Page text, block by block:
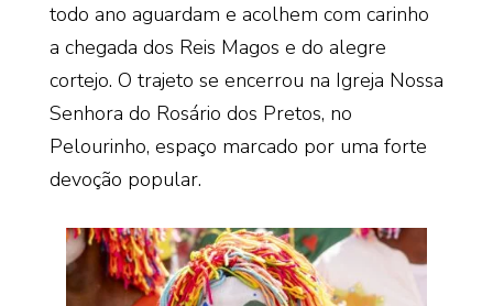
todo ano aguardam e acolhem com carinho
a chegada dos Reis Magos e do alegre
cortejo. O trajeto se encerrou na Igreja Nossa
Senhora do Rosário dos Pretos, no
Pelourinho, espaço marcado por uma forte
devoção popular.